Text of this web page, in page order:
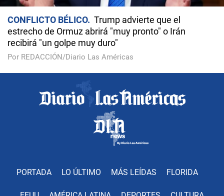
CONFLICTO BÉLICO
Trump advierte que el
estrecho de Ormuz abrirá "muy pronto" o Irán
recibirá "un golpe muy duro"
Por REDACCIÓN/Diario Las Américas
PORTADA LO ÚLTIMO MÁS LEÍDAS FLORIDA